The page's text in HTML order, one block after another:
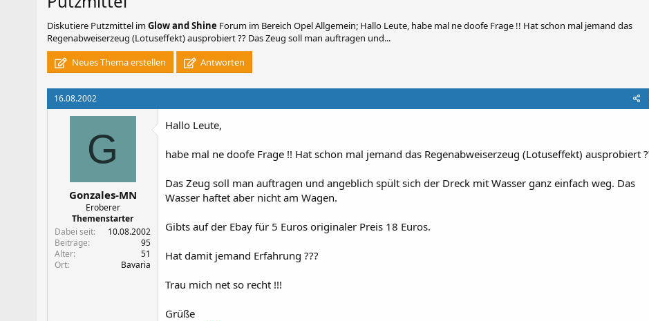
Diskutiere Putzmittel imGlow and Shine Forum im Bereich Opel Allgemein; Hallo Leute, habe mal ne doofe Frage !! Hat schon mal jemand das
Regenabweiserzeug (Lotuseffekt) ausprobiert ?? Das Zeug soll man auftragen und...
Neues Thema erstellen
Antworten
16.08.2002
G
Gonzales-MN
Eroberer
Themenstarter
Dabei seit
10.08.2002
Beiträge
95
Alter
51
Ort
Bavaria
Hallo Leute,
habe mal ne doofe Frage !! Hat schon mal jemand das Regenabweiserzeug (Lotuseffekt) ausprobiert
Das Zeug soll man auftragen und angeblich spült sich der Dreck mit Wasser ganz einfach weg. Das
Wasser haftet aber nicht am Wagen.
Gibts auf der Ebay für 5 Euros originaler Preis 18 Euros.
Hat damit jemand Erfahrung ???
Trau mich net so recht !!!
Grüße